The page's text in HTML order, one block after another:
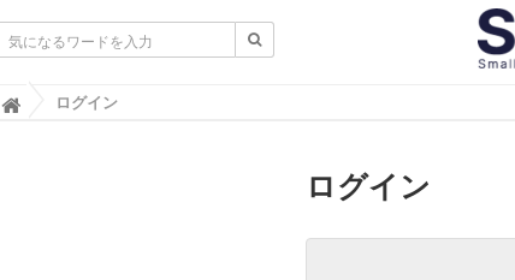
SAC NAVI｜共立製薬
ログイン
ログイン